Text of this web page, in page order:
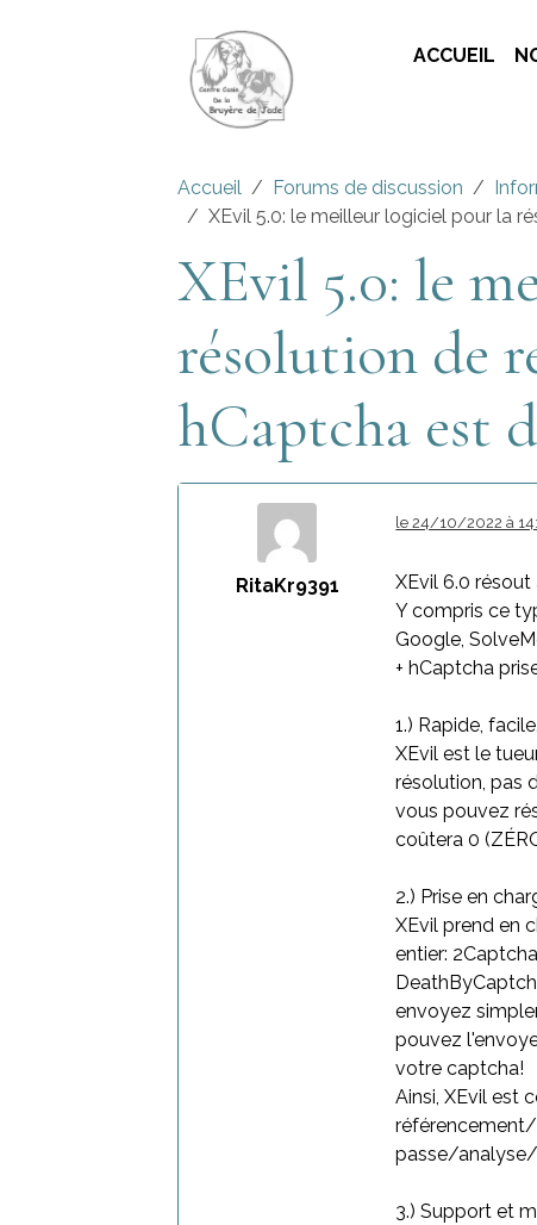
ACCUEIL
Accueil Forums de discussion
XEvil 5.0: le meilleur logiciel pour la
XEvil 5.0: le
résolution de
hCaptcha est
RitaKr9391
le 24/10/2022 à
XEvil 6.0
Y compris ce
Google,
+ hCaptcha
1.) Rapide,
XEvil est le
résolution, pas
vous pouvez
coûtera 0
2.) Prise en
XEvil prend en
entier:
envoyez
pouvez
votre captcha!
Ainsi, XEvil est
passe/
3.) Support et